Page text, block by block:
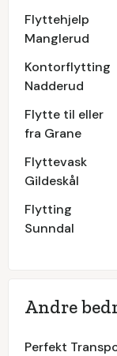
Flyttehjelp
Manglerud
Kontorflytting
Nadderud
Flytte til eller
fra Grane
Flyttevask
Gildeskål
Flytting
Sunndal
Andre
Perfekt